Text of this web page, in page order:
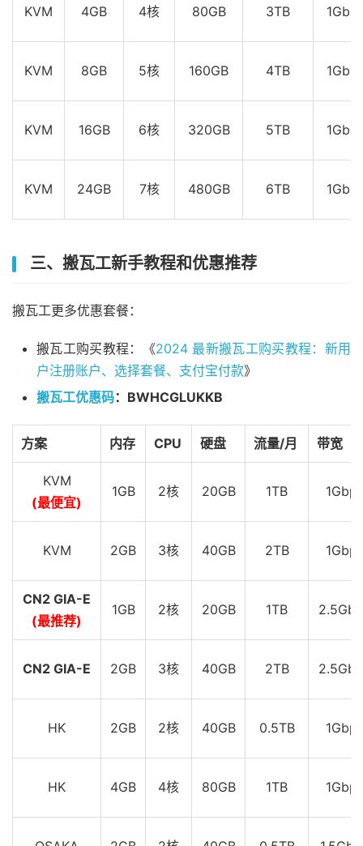
KVM 4GB 4核 80GB 3TB
KVM 8GB 5核 160GB 4TB
KVM 16GB 6核 320GB 5TB
KVM 24GB 7核 480GB 6TB
三、搬瓦工新手教程和优惠推荐
搬瓦工更多优惠套餐：
搬瓦工购买教程：《2024 最新搬瓦工购买教程：新用
户注册账户、选择套餐、支付宝付款》
搬瓦工优惠码：BWHCGLUKKB
方案 内存 CPU 硬盘 流量/月 带宽
KVM
(最便宜)
1GB 2核 20GB 1TB 1Gbps
KVM 2GB 3核 40GB 2TB 1Gbps
CN2 GIA-E
(最推荐)
1GB 2核 20GB 1TB
CN2 GIA-E 2GB 3核 40GB 2TB
HK 2GB 2核 40GB 0.5TB 1Gbps
HK 4GB 4核 80GB 1TB 1Gbps